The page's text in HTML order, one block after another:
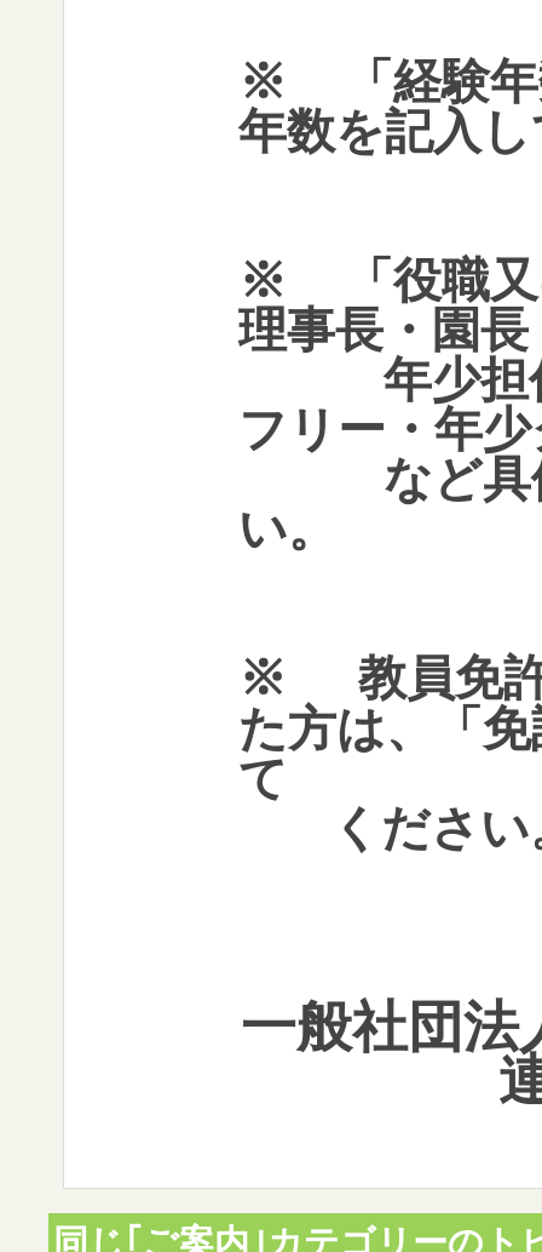
※
「経験
年数を記入
※
「役職
理事長・園
年少担任
フリー・年
など具体
い。
※
教員免
た方は、「
て
ください
一般社団法
同じ｢ご案内｣カテゴリーのト